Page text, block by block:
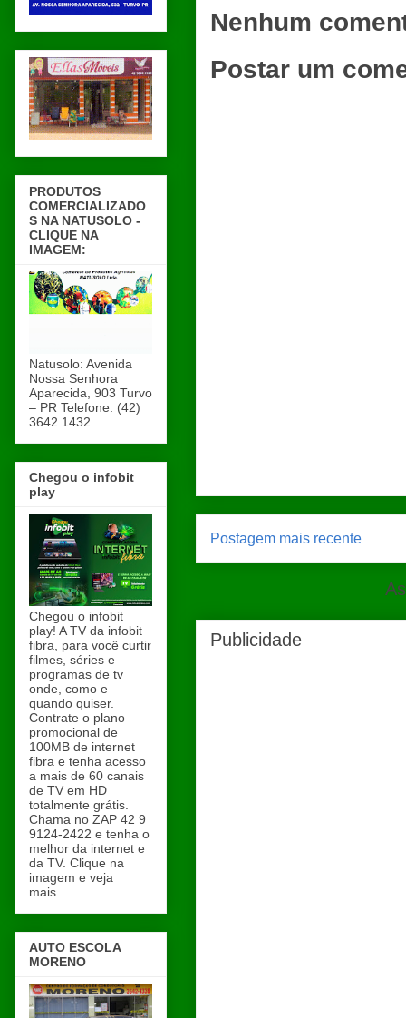
Nenhum
Postar um
Postagem mais recente
Publicidade
PRODUTOS
COMERCIALIZADO
S NA NATUSOLO -
CLIQUE NA
IMAGEM:
Natusolo: Avenida
Nossa Senhora
Aparecida, 903 Turvo
– PR Telefone: (42)
3642 1432.
Chegou o infobit
play
Chegou o infobit
play! A TV da infobit
fibra, para você curtir
filmes, séries e
programas de tv
onde, como e
quando quiser.
Contrate o plano
promocional de
100MB de internet
fibra e tenha acesso
a mais de 60 canais
de TV em HD
totalmente grátis.
Chama no ZAP 42 9
9124-2422 e tenha o
melhor da internet e
da TV. Clique na
imagem e veja
mais...
AUTO ESCOLA
MORENO